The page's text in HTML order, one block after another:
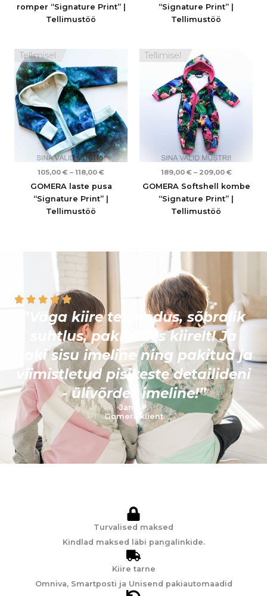
romper “Signature Print” |
Tellimustöö
“Signature Print” |
Tellimustöö
Tellimisel
105,00 € – 118,00 €
Hinnavahemik:
kuni
118,00 €
GOMERA laste pusa
“Signature Print” |
Tellimustöö
Tellimisel
189,00 € – 209,00 €
GOMERA Softshell kombe
“Signature Print” |
Tellimustöö
”Väga kiire teenindus, sõbralik
suhtlus, pakk käes kiirelt! Ja
paki sisu imeline ning pakitud ja
viimistletud pisikeste detailideni
- ülivõrdes imeline!”
Jane P.
Gomera klient
Turvalised maksed
Kindlad maksed läbi pangalinkide.​
Kiire tarne
Omniva, Smartposti ja Unisend pakiautomaadid